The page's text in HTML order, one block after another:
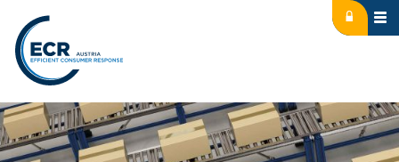
Logo: ECR Austria Icon: